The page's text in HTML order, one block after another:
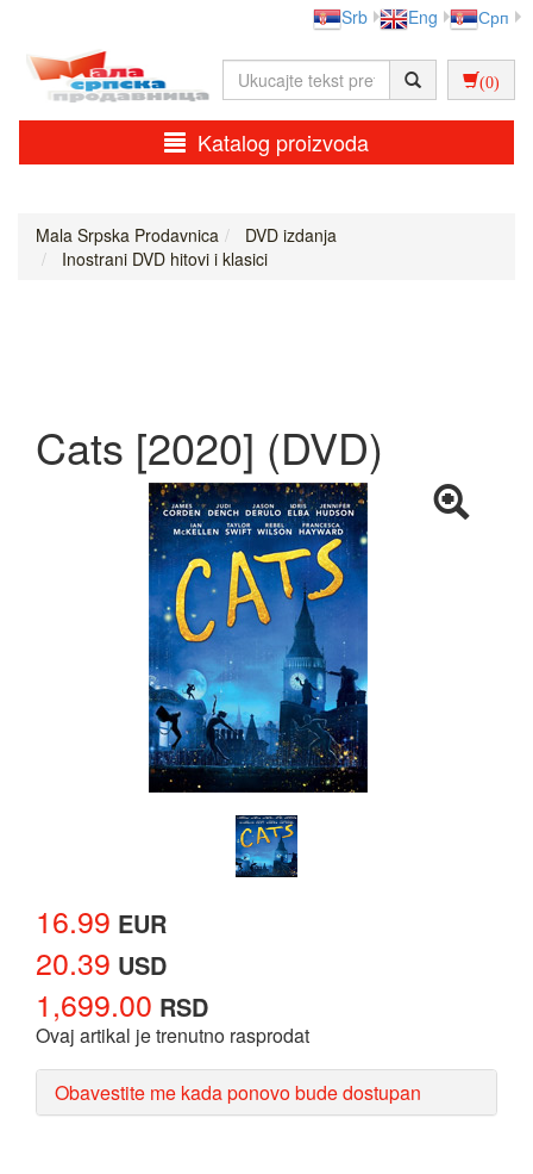
Srb Eng Срп
(0)
Katalog proizvoda
Mala Srpska Prodavnica
DVD izdanja
Inostrani DVD hitovi i klasici
Cats [2020] (DVD)
16.99 EUR
20.39 USD
1,699.00 RSD
Ovaj artikal je trenutno rasprodat
Obavestite me kada ponovo bude dostupan